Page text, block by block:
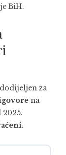
BiH.
za
na
.